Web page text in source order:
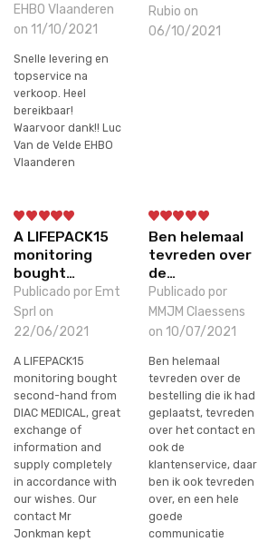
EHBO Vlaanderen
on 11/10/2021
Snelle levering en
topservice na
verkoop. Heel
bereikbaar!
Waarvoor dank!! Luc
Van de Velde EHBO
Vlaanderen
Rubio on
06/10/2021
A LIFEPACK15
monitoring
bought…
Publicado por Emt
Sprl on
22/06/2021
A LIFEPACK15
monitoring bought
second-hand from
DIAC MEDICAL, great
exchange of
information and
supply completely
in accordance with
our wishes. Our
contact Mr
Jonkman kept
Ben helemaal
tevreden over
de…
Publicado por
MMJM Claessens
on 10/07/2021
Ben helemaal
tevreden over de
bestelling die ik had
geplaatst, tevreden
over het contact en
ook de
klantenservice, daar
ben ik ook tevreden
over, en een hele
goede
communicatie